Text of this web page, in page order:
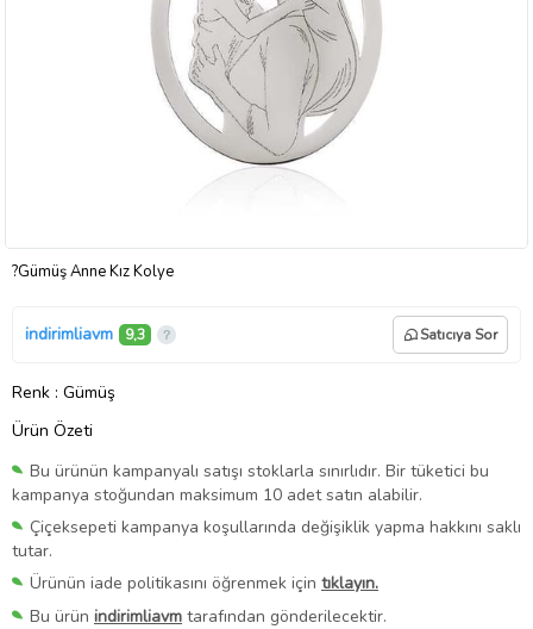
?Gümüş Anne Kız Kolye
indirimliavm 9,3 Satıcıya Sor
Renk : Gümüş
Ürün Özeti
Bu ürünün kampanyalı satışı stoklarla sınırlıdır. Bir tüketici bu
kampanya stoğundan maksimum 10 adet satın alabilir.
Çiçeksepeti kampanya koşullarında değişiklik yapma hakkını saklı
tutar.
Ürünün iade politikasını öğrenmek için tıklayın.
Bu ürün indirimliavm tarafından gönderilecektir.